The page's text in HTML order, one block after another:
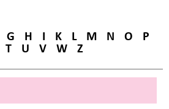
G H I K L M N O P
T U V W Z